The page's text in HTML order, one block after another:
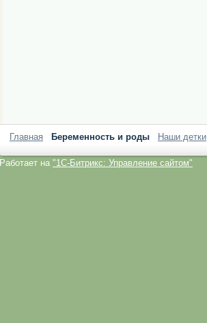
Главная Беременность и роды Наши детки
Работает на "1C-Битрикс: Управление сайтом"